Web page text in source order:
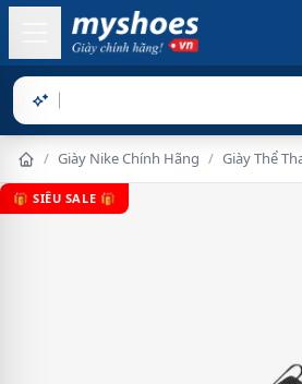
Sản phẩm c
/ Giày Nike Chính Hãng / Giày Thể
🎁 SIÊU SALE 🎁